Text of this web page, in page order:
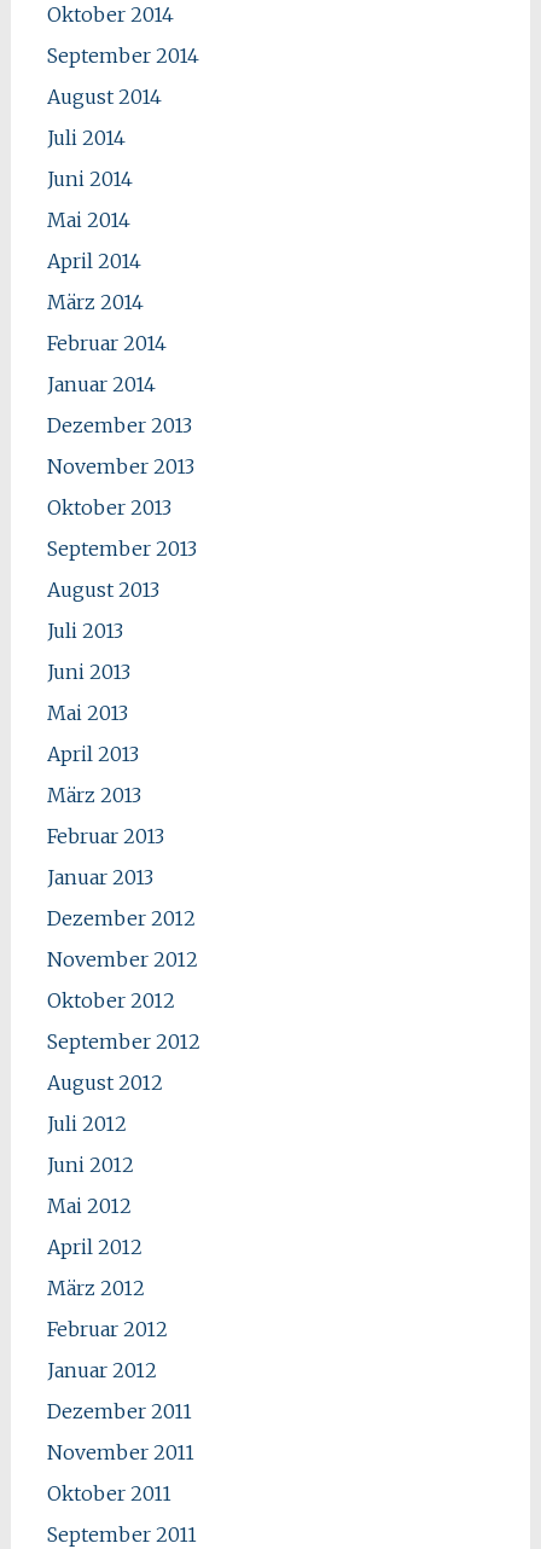
Oktober 2014
September 2014
August 2014
Juli 2014
Juni 2014
Mai 2014
April 2014
März 2014
Februar 2014
Januar 2014
Dezember 2013
November 2013
Oktober 2013
September 2013
August 2013
Juli 2013
Juni 2013
Mai 2013
April 2013
März 2013
Februar 2013
Januar 2013
Dezember 2012
November 2012
Oktober 2012
September 2012
August 2012
Juli 2012
Juni 2012
Mai 2012
April 2012
März 2012
Februar 2012
Januar 2012
Dezember 2011
November 2011
Oktober 2011
September 2011